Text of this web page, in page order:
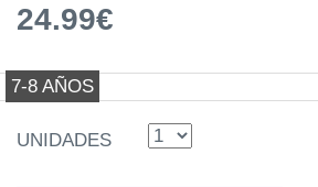
24.99€
7-8 AÑOS
UNIDADES